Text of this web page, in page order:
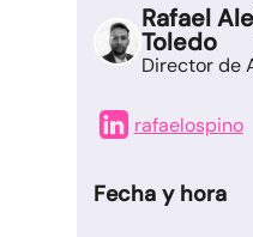
Rafael
Toledo
Director de
rafaelospino
Fecha y hora